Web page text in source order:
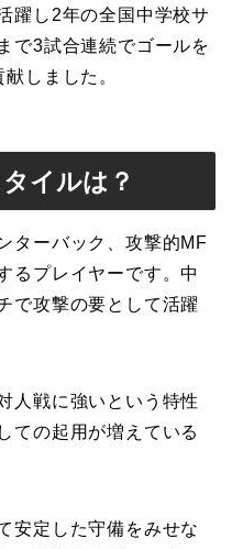
躍し2年の全国中学校サ
で3試合連続でゴールを
しました。
イルは？
ターバック、攻撃的MF
るプレイヤーです。中
で攻撃の要として活躍
人戦に強いという特性
ての起用が増えている
安定した守備をみせな